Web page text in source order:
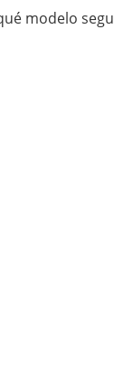
modelo